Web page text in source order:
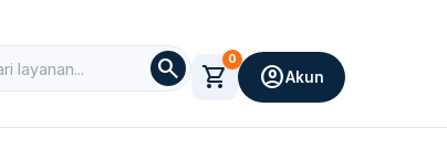
search shopping_cart
0
account_circleAkun